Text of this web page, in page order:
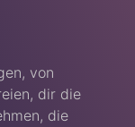
von
dir die
die